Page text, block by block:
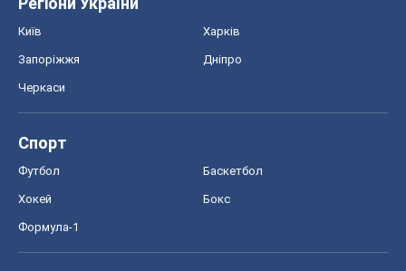
Київ Харків
Запоріжжя Дніпро
Черкаси
Спорт
Футбол Баскетбол
Хокей Бокс
Формула-1